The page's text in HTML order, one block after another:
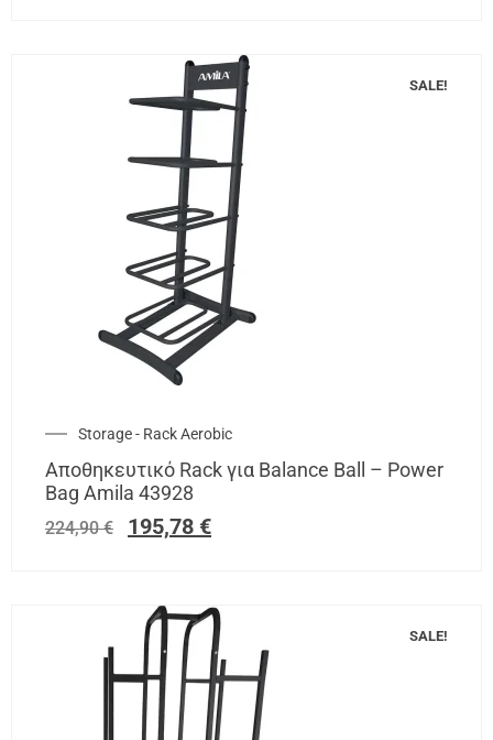
SALE!
Storage - Rack Aerobic
Αποθηκευτικό Rack για Balance Ball – Power
Bag Amila 43928
224,90€ 195,78 €
SALE!